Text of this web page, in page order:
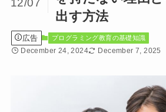
出す方法
12/07
広告 プログラミング教育の基礎知識
December 24, 2024 December 7, 2025